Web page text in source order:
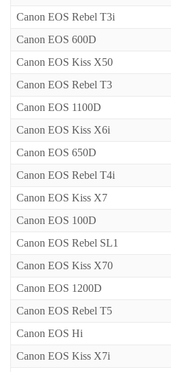
Canon EOS Rebel T3i
Canon EOS 600D
Canon EOS Kiss X50
Canon EOS Rebel T3
Canon EOS 1100D
Canon EOS Kiss X6i
Canon EOS 650D
Canon EOS Rebel T4i
Canon EOS Kiss X7
Canon EOS 100D
Canon EOS Rebel SL1
Canon EOS Kiss X70
Canon EOS 1200D
Canon EOS Rebel T5
Canon EOS Hi
Canon EOS Kiss X7i